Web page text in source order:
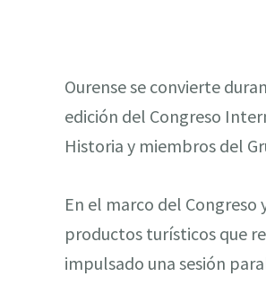
Ourense se convierte
edición del Congreso
Historia y miembros del
En el marco del
productos turísticos que
impulsado una sesión